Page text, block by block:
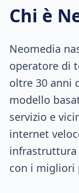
Chi è
Neomedia
operatore di
oltre 30 anni
modello
servizio e
internet
infrastruttura
con i migliori